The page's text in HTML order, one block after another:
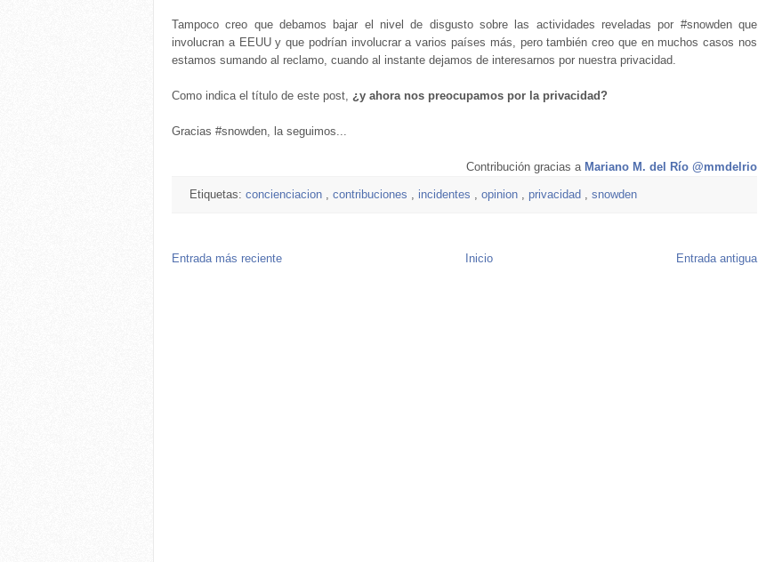
Tampoco creo que debamos bajar el nivel de disgusto sobre las actividades reveladas por #snowden que
involucran a EEUU y que podrían involucrar a varios países más, pero también creo que en muchos casos nos
estamos sumando al reclamo, cuando al instante dejamos de interesarnos por nuestra privacidad.
Como indica el título de este post, ¿y ahora nos preocupamos por la privacidad?
Gracias #snowden, la seguimos...
Contribución gracias a Mariano M. del Río @mmdelrio
Etiquetas: concienciacion , contribuciones , incidentes , opinion , privacidad , snowden
Entrada más reciente Entrada antigua
Inicio